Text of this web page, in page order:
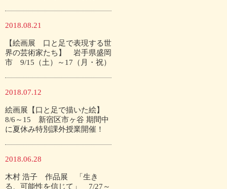
2018.08.21
【絵画展 口と足で表現する世
界の芸術家たち】 岩手県盛岡
市 9/15（土）～17（月・祝）
2018.07.12
絵画展【口と足で描いた絵】
8/6～15 新宿区市ヶ谷 期間中
に夏休み特別課外授業開催！
2018.06.28
木村 浩子 作品展 「生き
る、可能性を信じて」 7/27～